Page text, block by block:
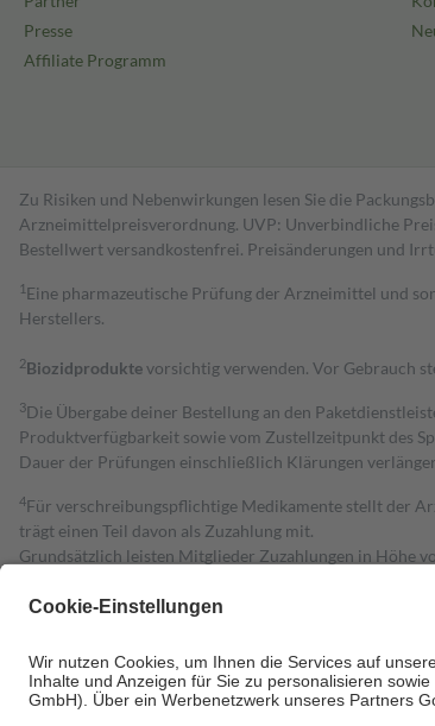
Presse
Affiliate Programm
Zu Risiken und Nebenwirkungen lesen Sie die
Arzneimittelpreisverordnung. UVP: Unverbindliche
Bestell­wert versand­kosten­frei. Preisänderungen und
1 Eine pharmazeutische Prüfung der Arzneimittel und
Herstellers.
2Biozidproduktevorsichtig verwenden. Vor Gebrauch
3Die Übergabe deiner Bestellung an den
Produktverfügbarkeit sowie vom Zustellzeitpunkt des
Dauer der Prüfungen einschließlich Klärungen
4Für verschreibungspflichtige Medikamente stellt der
trägt einen Teil davon als Zuzahlung mit.
Grundsätzlich leisten Mitglieder Zuzahlungen in Höhe
Diese Regeln gelten grundsätzlich auch für Online-
Um das Engagement der Versicherten für ihre eigene
• Kindern und Jugendlichen bis zum vollendeten 18.
• Untersuchungen zur Vorsorge und Früherkennung,